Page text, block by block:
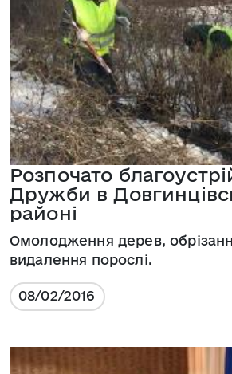
Розпочато
Дружби в
районі
Омолодження дерев,
видалення порослі.
08/02/2016